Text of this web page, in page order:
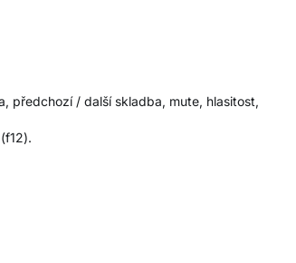
předchozí / další skladba, mute, hlasitost,